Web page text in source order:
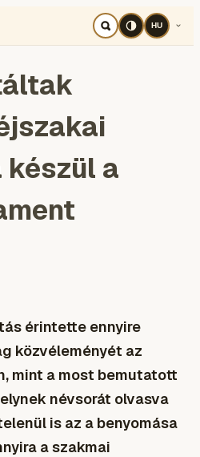
KOGNITÍV HÁBORÚ
HU
a
érintette ennyire
közvéleményét az
mint a most bemutatott
névsorát olvasva
is az a benyomása
a szakmai